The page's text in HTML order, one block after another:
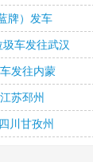
牌）发车
车发往武汉
发往内蒙
苏邳州
川甘孜州